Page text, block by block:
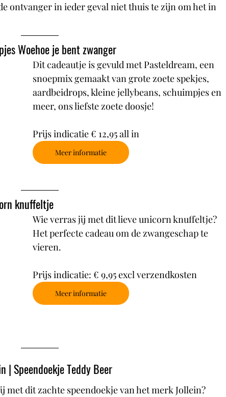
ontvanger in ieder geval niet thuis te zijn om het in
Woehoe je bent zwanger
Dit cadeautje is gevuld met Pasteldream, een
snoepmix gemaakt van grote zoete spekjes,
aardbeidrops, kleine jellybeans, schuimpjes en
meer, ons liefste zoete doosje!
Prijs indicatie € 12,95 all in
Meer informatie
knuffeltje
Wie verras jij met dit lieve unicorn knuffeltje?
Het perfecte cadeau om de zwangeschap te
vieren.
Prijs indicatie: € 9,95 excl verzendkosten
Meer informatie
| Speendoekje Teddy Beer
met dit zachte speendoekje van het merk Jollein?